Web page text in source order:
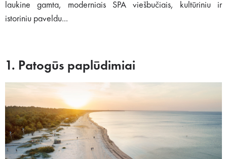
laukine gamta, moderniais SPA viešbučiais, kultūriniu ir
istoriniu paveldu...
1. Patogūs paplūdimiai